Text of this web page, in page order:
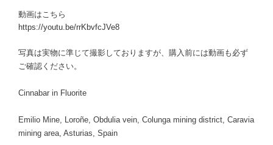
動画はこちら
https://youtu.be/rrKbvfcJVe8
写真は実物に準じて撮影しておりますが、購入前には動画も必ず
ご確認ください。
Cinnabar in Fluorite
Emilio Mine, Loroñe, Obdulia vein, Colunga mining district, Caravia
mining area, Asturias, Spain